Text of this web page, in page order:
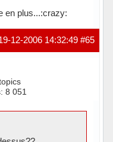
en plus...:crazy:
#65
12-2006 14:32:49
8 051